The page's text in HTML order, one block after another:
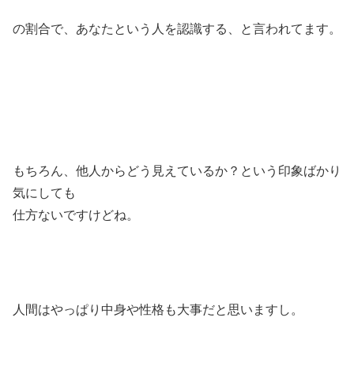
の割合で、あなたという人を認識する、と言われてます。
もちろん、他人からどう見えているか？という印象ばかり
気にしても
仕方ないですけどね。
人間はやっぱり中身や性格も大事だと思いますし。